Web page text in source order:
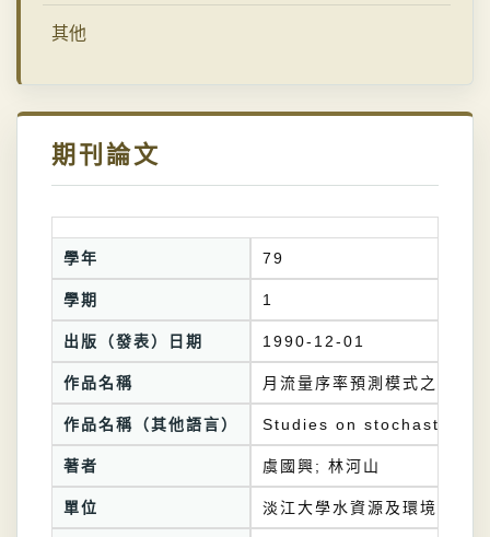
其他
期刊論文
學年 79
學期 1
出版（發表）日期 1990-12-01
作品名稱 月流量序率預測模式之研究
作品名稱（其他語言） Studies on stochastic
著者 虞國興; 林河山
單位 淡江大學水資源及環境工程